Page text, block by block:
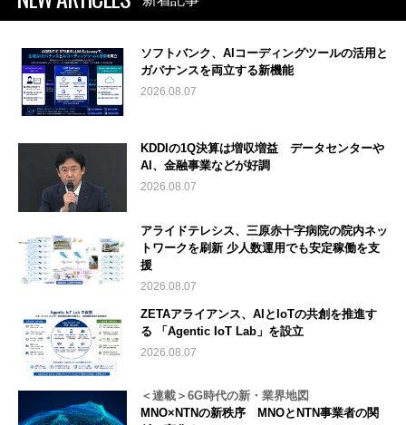
ソフトバンク、AIコーディングツールの活用と
ガバナンスを両立する新機能
2026.08.07
KDDIの1Q決算は増収増益 データセンターや
AI、金融事業などが好調
2026.08.07
アライドテレシス、三原赤十字病院の院内ネッ
トワークを刷新 少人数運用でも安定稼働を支
援
2026.08.07
ZETAアライアンス、AIとIoTの共創を推進す
る 「Agentic IoT Lab」を設立
2026.08.07
＜連載＞6G時代の新・業界地図
MNO×NTNの新秩序 MNOとNTN事業者の関